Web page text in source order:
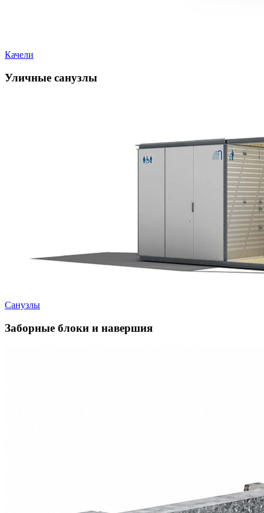
Качели
Уличные санузлы
Санузлы
Заборные блоки и навершия